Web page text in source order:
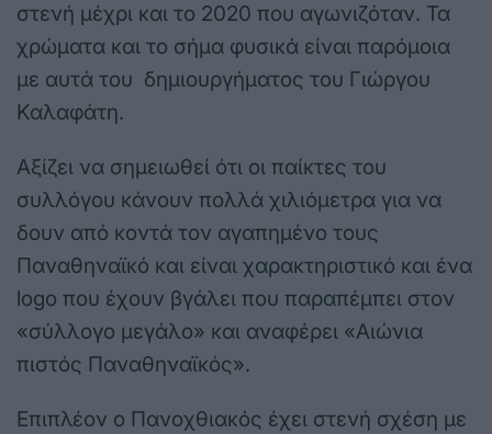
στενή μέχρι και το 2020 που αγωνιζόταν. Τα
χρώματα και το σήμα φυσικά είναι παρόμοια
με αυτά του δημιουργήματος του Γιώργου
Καλαφάτη.
Αξίζει να σημειωθεί ότι οι παίκτες του
συλλόγου κάνουν πολλά χιλιόμετρα για να
δουν από κοντά τον αγαπημένο τους
Παναθηναϊκό και είναι χαρακτηριστικό και ένα
logo που έχουν βγάλει που παραπέμπει στον
«σύλλογο μεγάλο» και αναφέρει «Αιώνια
πιστός Παναθηναϊκός».
Επιπλέον ο Πανοχθιακός έχει στενή σχέση με